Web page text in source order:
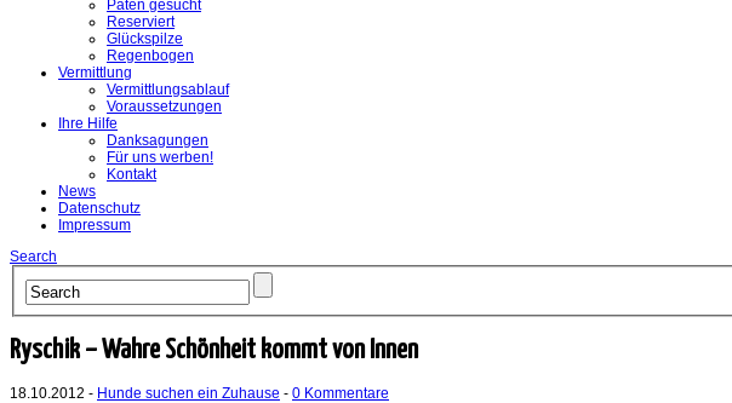
Paten gesucht
Reserviert
Glückspilze
Regenbogen
Vermittlung
Vermittlungsablauf
Voraussetzungen
Ihre Hilfe
Danksagungen
Für uns werben!
Kontakt
News
Datenschutz
Impressum
Search
Ryschik – Wahre Schönheit kommt von Innen
18.10.2012 - Hunde suchen ein Zuhause - 0 Kommentare